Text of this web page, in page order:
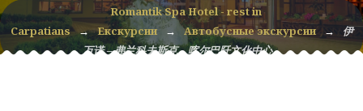
Romantik Spa Hotel - rest in
Carpatians → Екскурсии → Автобусные экскурсии →
伊
万诺 – 弗兰科夫斯克，喀尔巴阡文化中心